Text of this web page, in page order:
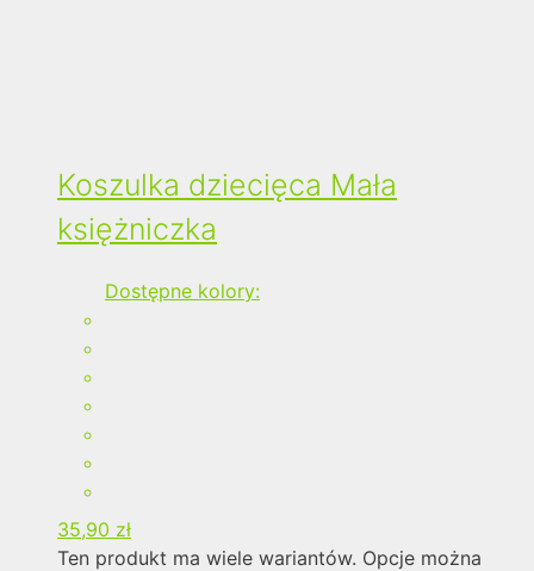
Koszulka dziecięca Mała
księżniczka
Dostępne kolory:
35,90 zł
Ten produkt ma wiele wariantów. Opcje można